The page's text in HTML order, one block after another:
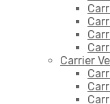
Carrier